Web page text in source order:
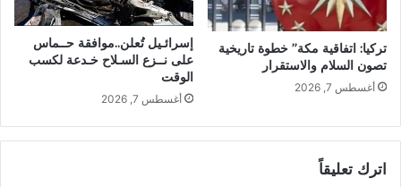
تركيا: اتفاقية مكة” خطوة تاريخية
تصون السلام والاستقرار
أغسطس 7, 2026
إسرائـيل تُعلن..موافقة حــماس
على نــزع السـلاح خـدعة لكسب
الوقت
أغسطس 7, 2026
اترك تعليقاً